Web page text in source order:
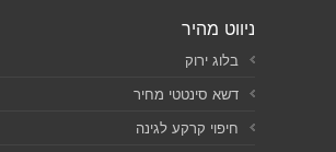
ניווט מהיר
בלוג ירוק
דשא סינטטי מחיר
חיפוי קרקע לגינה